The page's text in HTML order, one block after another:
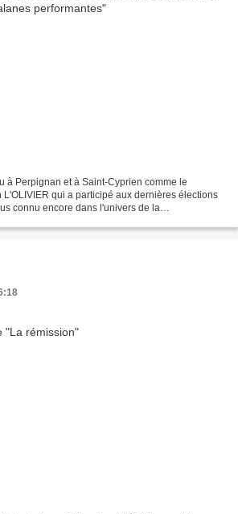
à Perpignan et à Saint-Cyprien comme le
qui a participé aux dernières élections
connu encore dans l'univers de la